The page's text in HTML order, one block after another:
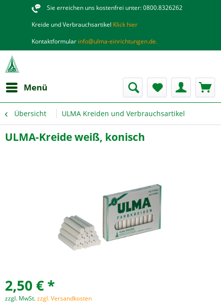
Sie erreichen uns kostenfrei unter: 0800.8326262
Kreide und Verbrauchsartikel Klick hier
Kontaktformular info@ulma-einrichtungen.de.
Menü
Übersicht ULMA Kreiden und Verbrauchsartikel
ULMA-Kreide weiß, konisch
2,50 € *
zzgl. MwSt.zzgl. Versandkosten